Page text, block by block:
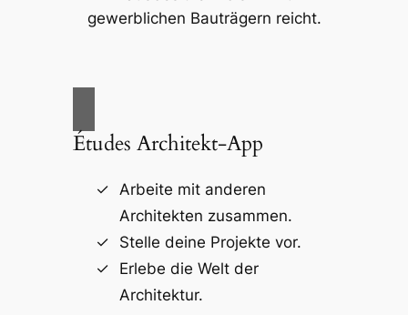
gewerblichen Bauträgern reicht.
Études Architekt-App
Arbeite mit anderen
Architekten zusammen.
Stelle deine Projekte vor.
Erlebe die Welt der
Architektur.